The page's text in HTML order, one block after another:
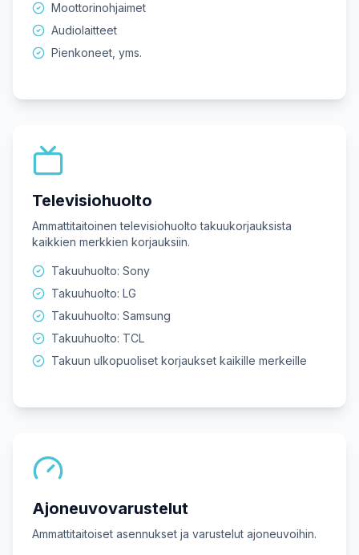
Moottorinohjaimet
Audiolaitteet
Pienkoneet, yms.
Televisiohuolto
Ammattitaitoinen televisiohuolto takuukorjauksista
kaikkien merkkien korjauksiin.
Takuuhuolto: Sony
Takuuhuolto: LG
Takuuhuolto: Samsung
Takuuhuolto: TCL
Takuun ulkopuoliset korjaukset kaikille merkeille
Ajoneuvovarustelut
Ammattitaitoiset asennukset ja varustelut ajoneuvoihin.